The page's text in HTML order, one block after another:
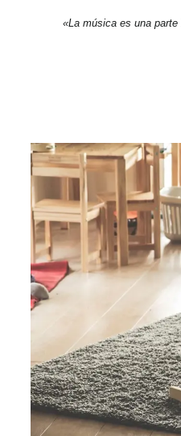
«La música es una